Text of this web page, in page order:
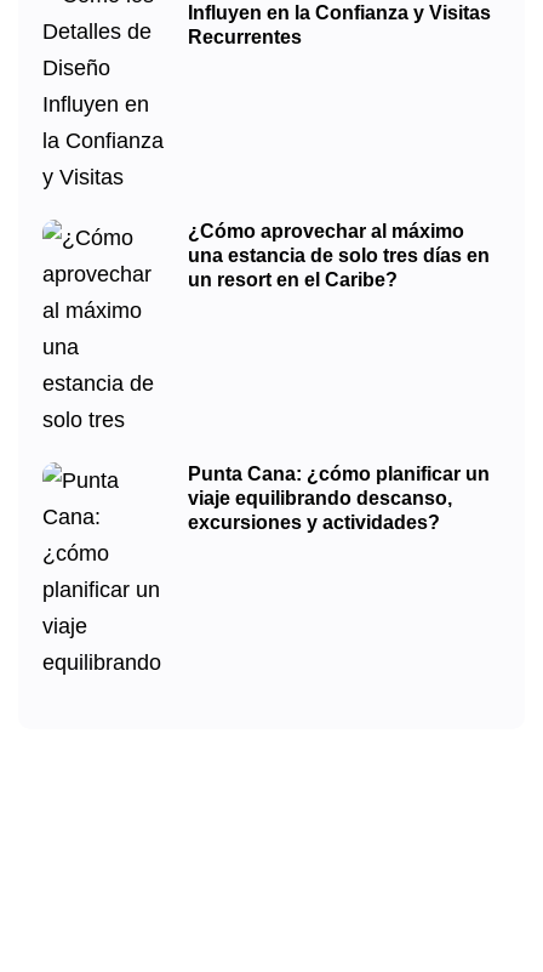
Influyen en la Confianza y Visitas
Recurrentes
¿Cómo aprovechar al máximo
una estancia de solo tres días en
un resort en el Caribe?
Punta Cana: ¿cómo planificar un
viaje equilibrando descanso,
excursiones y actividades?